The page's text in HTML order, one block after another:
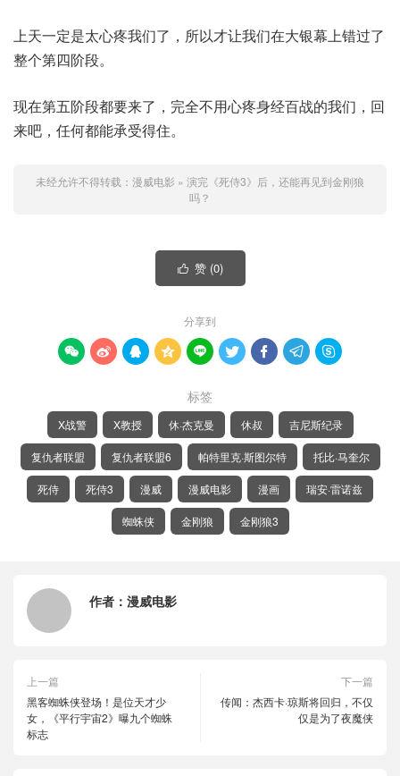
上天一定是太心疼我们了，所以才让我们在大银幕上错过了
整个第四阶段。
现在第五阶段都要来了，完全不用心疼身经百战的我们，回
来吧，任何都能承受得住。
未经允许不得转载： 漫威电影 » 演完《死侍3》后，还能再见到金刚狼
吗？
 赞 (0)
分享到
        
标签
X战警 X教授 休·杰克曼 休叔 吉尼斯纪录
复仇者联盟 复仇者联盟6 帕特里克·斯图尔特 托比·马奎尔
死侍 死侍3 漫威 漫威电影 漫画 瑞安·雷诺兹
蜘蛛侠 金刚狼 金刚狼3
作者： 漫威电影
上一篇
黑客蜘蛛侠登场！是位天才少
女，《平行宇宙2》曝九个蜘蛛
标志
下一篇
传闻：杰西卡·琼斯将回归，不仅
仅是为了夜魔侠